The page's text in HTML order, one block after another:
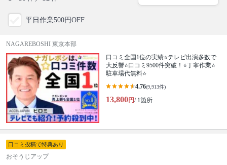
平日作業500円OFF
NAGAREBOSHI 東京本部
口コミ全国1位の実績⭐テレビ出演多数で
大反響⭐口コミ9500件突破！⭐丁寧作業⭐
駐車場代無料⭐
4.76(9,913件)
13,800円/ 1箇所
口コミ投稿で特典あり
おそうじアップ